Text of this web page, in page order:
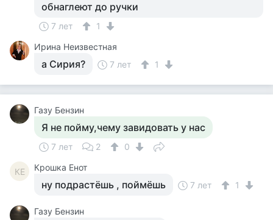
обнаглеют до ручки
7 лет
1
Ирина Неизвестная
а Сирия? 7 лет 1
Газу Бензин
Я не пойму,чему завидовать у нас
7 лет 2 0
КЕ Крошка Енот
ну подрастёшь , поймёшь 7 лет 1
Газу Бензин